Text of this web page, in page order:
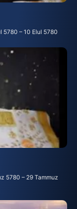
5780 – 10 Elul 5780
5780 – 29 Tammuz